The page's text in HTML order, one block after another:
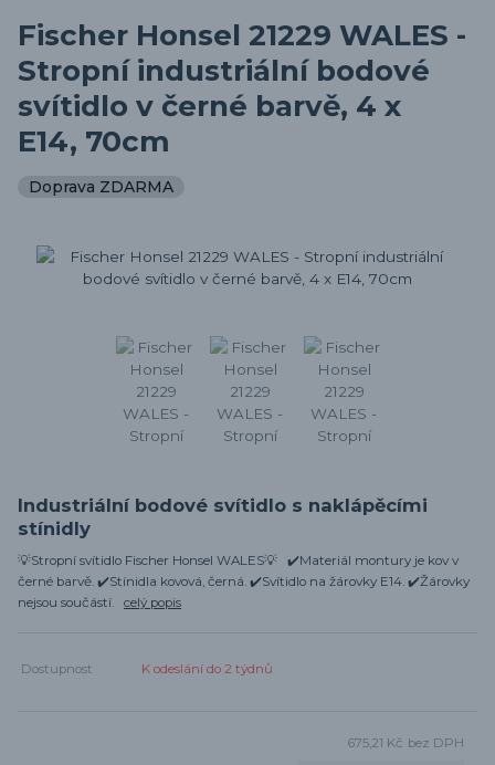
Fischer Honsel 21229 WALES -
Stropní industriální bodové
svítidlo v černé barvě, 4 x
E14, 70cm
Doprava ZDARMA
Industriální bodové svítidlo s naklápěcími
stínidly
💡Stropní svítidlo Fischer Honsel WALES💡 ✔️Materiál montury je kov v
černé barvě. ✔️Stínidla kovová, černá. ✔️Svítidlo na žárovky E14. ✔️Žárovky
nejsou součástí. celý popis
Dostupnost K odeslání do 2 týdnů
675,21 Kč bez DPH